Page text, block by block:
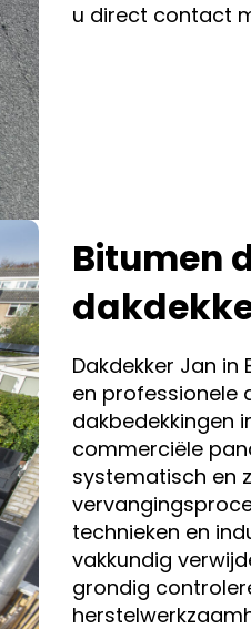
u direct contact
Bitumen
Dakdekker Jan
en professionele
dakbedekkingen
commerciële
systematisch en
technieken en
vakkundig
grondig